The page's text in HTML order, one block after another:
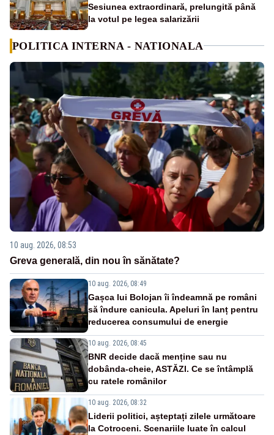
Sesiunea extraordinară, prelungită până
la votul pe legea salarizării
POLITICA INTERNA - NATIONALA
10 aug. 2026, 08:53
Greva generală, din nou în sănătate?
10 aug. 2026, 08:49
Gașca lui Bolojan îi îndeamnă pe români
să îndure canicula. Apeluri în lanț pentru
reducerea consumului de energie
10 aug. 2026, 08:45
BNR decide dacă menține sau nu
dobânda-cheie, ASTĂZI. Ce se întâmplă
cu ratele românilor
10 aug. 2026, 08:32
Liderii politici, așteptați zilele următoare
la Cotroceni. Scenariile luate în calcul